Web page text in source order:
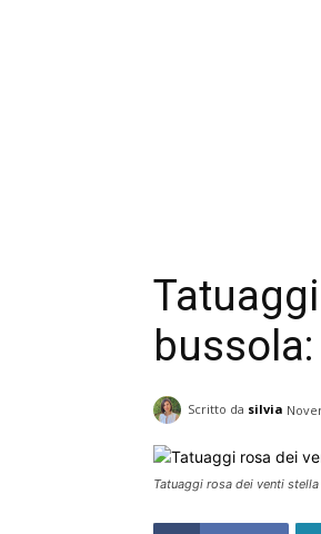
Scritto da silvia
Tatuaggi rosa dei venti